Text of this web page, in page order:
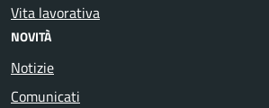
Vita lavorativa
NOVITÀ
Notizie
Comunicati